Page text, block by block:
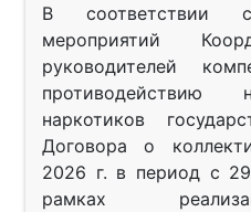
В соответствии
мероприятий
руководителей
противодействию
наркотиков
Договора о
2026 г. в период с
рамках